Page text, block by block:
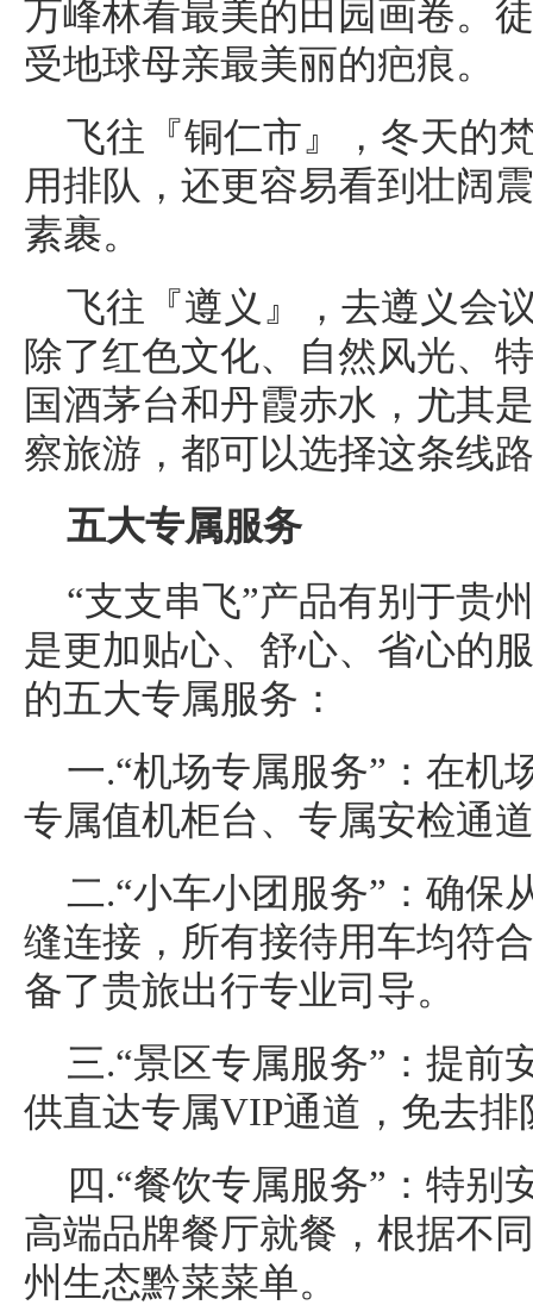
万峰林看最美的田园画卷。
受地球母亲最美丽的疤痕。
飞往『铜仁市』，冬天的
用排队，还更容易看到壮阔
素裹。
飞往『遵义』，去遵义会
除了红色文化、自然风光、
国酒茅台和丹霞赤水，尤其
察旅游，都可以选择这条线
五大专属服务
“支支串飞”产品有别于贵
是更加贴心、舒心、省心的
的五大专属服务：
一.“机场专属服务”：在机
专属值机柜台、专属安检通
二.“小车小团服务”：确保
缝连接，所有接待用车均符
备了贵旅出行专业司导。
三.“景区专属服务”：提前
供直达专属VIP通道，免去排
四.“餐饮专属服务”：特别
高端品牌餐厅就餐，根据不
州生态黔菜菜单。